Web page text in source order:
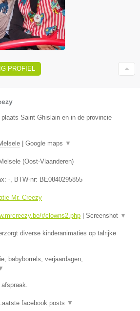
PROFIEL
Saint Ghislain en in de provincie
Google maps ▼
Melsele (Oost-Vlaanderen)
-, BTW-nr: BE0840295855
Mr. Creezy
r/clowns2.php Screenshot ▼
diverse kinderanimaties op talrijke
babyborrels, verjaardagen,
afspraak.
Laatste facebook posts ▼